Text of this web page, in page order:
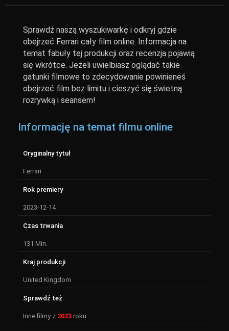
Sprawdź naszą wyszukiwarkę i odkryj gdzie
obejrzeć Ferrari cały film online. Informacja na
temat fabuły tej produkcji oraz recenzja pojawią
się wkrótce. Jeżeli uwielbiasz oglądać takie
gatunki filmowe to zdecydowanie powinieneś
obejrzeć film bez limitu i cieszyć się świetną
rozrywką i seansem!
Informację na temat filmu online
Oryginalny tytuł
Ferrari
Rok premiery
2023-12-14
Czas trwania
131 Min.
Kraj produkcji
United Kingdom
Sprawdź też
Inne filmy z 2023 roku